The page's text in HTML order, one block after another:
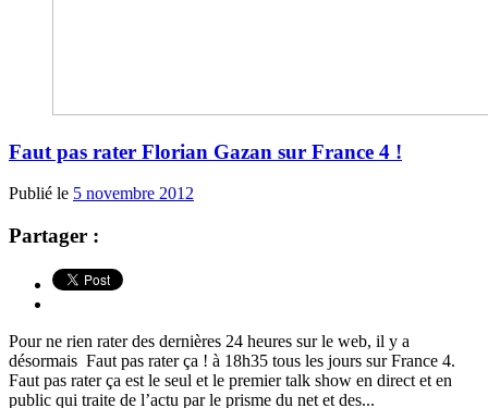
Faut pas rater Florian Gazan sur France 4 !
Publié le 5 novembre 2012
Partager :
Pour ne rien rater des dernières 24 heures sur le web, il y a
désormais Faut pas rater ça ! à 18h35 tous les jours sur France 4.
Faut pas rater ça est le seul et le premier talk show en direct et en
public qui traite de l’actu par le prisme du net et des...